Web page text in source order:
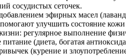
сосудистых сеточек.
эфирных масел
улучшить состояние кожи
регулярное выполнение
питание (диета, богатая
(курение и